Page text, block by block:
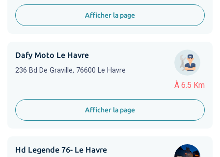
Afficher la page
À 6.5 Km
Dafy Moto Le Havre
236 Bd De Graville, 76600 Le Havre
Afficher la page
Hd Legende 76- Le Havre